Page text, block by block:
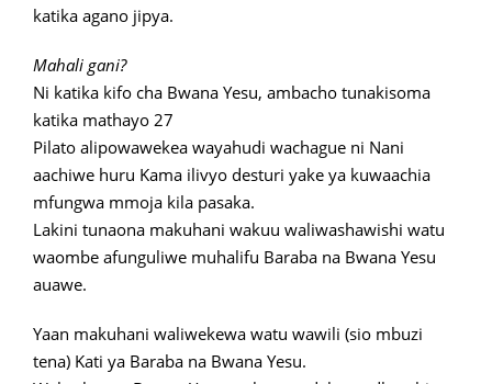
katika agano jipya.
Mahali gani?
Ni katika kifo cha Bwana Yesu, ambacho tunakisoma
katika mathayo 27
Pilato alipowawekea wayahudi wachague ni Nani
aachiwe huru Kama ilivyo desturi yake ya kuwaachia
mfungwa mmoja kila pasaka.
Lakini tunaona makuhani wakuu waliwashawishi watu
waombe afunguliwe muhalifu Baraba na Bwana Yesu
auawe.
Yaan makuhani waliwekewa watu wawili (sio mbuzi
tena) Kati ya Baraba na Bwana Yesu.